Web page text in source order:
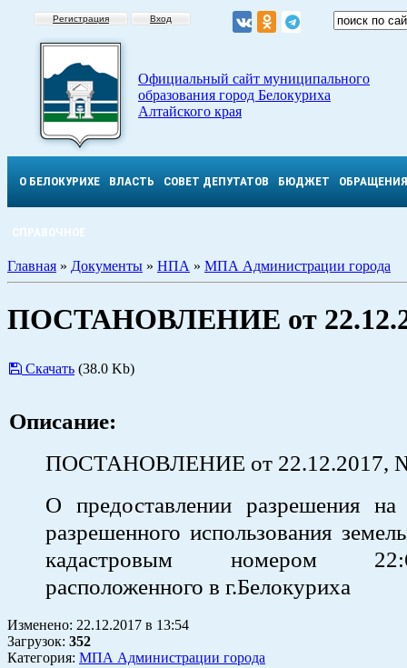
Регистрация Вход
Официальный сайт муниципального
образования город Белокуриха
Алтайского края
О БЕЛОКУРИХЕ ВЛАСТЬ СОВЕТ ДЕПУТАТОВ БЮДЖЕТ ОБРАЩЕНИЯ
СПРАВОЧНОЕ
Главная » Документы » НПА » МПА Администрации города
ПОСТАНОВЛЕНИЕ от
Скачать (38.0 Kb)
Описание:
ПОСТАНОВЛЕНИЕ от 22.12.2017,
О предоставлении разрешения
разрешенного использования
кадастровым номером
расположенного в г.Белокуриха
Изменено: 22.12.2017 в 13:54
Загрузок: 352
Категория: МПА Администрации города